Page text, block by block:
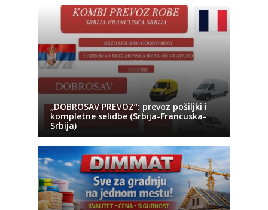
„DOBROSAV PREVOZ“: prevoz pošiljki i
kompletne selidbe (Srbija-Francuska-
Srbija)